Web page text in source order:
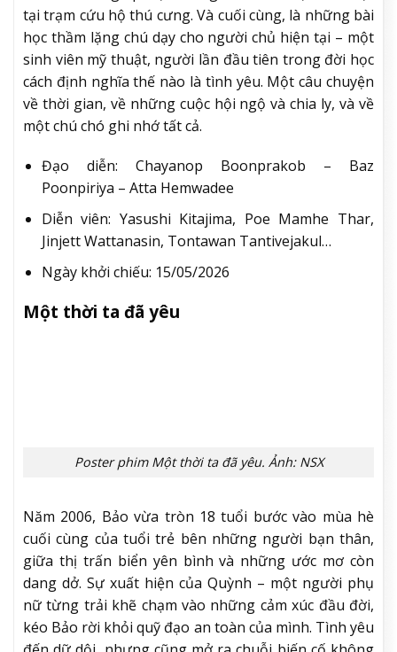
Bộ phim đầy sức lay động của Thái đổ bộ rạp Việt trong
tháng 5/2026. Ảnh: CGV
Suốt mười năm đằng đẵng, chú chó hoang lông
dạt giữa cuộc đời, ôm trọn những ký ức chẳng thể
phai nhòa. Đó là sự ấm áp bình lặng bên người chủ
đầu tiên – một kỹ sư ô tô người Nhật sắp sửa nghỉ
thứ hai – cô giúp việc trẻ người Miến Điện làm việc
Poonpiriya – Atta Hemwadee
Diễn viên: Yasushi Kitajima, Poe Mamhe Thar,
Jinjett Wattanasin, Tontawan Tantivejakul…
Ngày khởi chiếu: 15/05/2026
Một thời ta đã yêu